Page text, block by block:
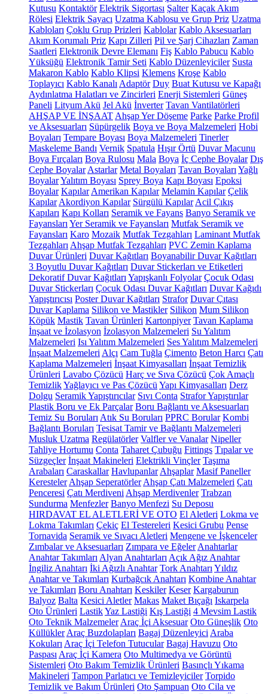
Kutusu Kontaktör Elektrik Sigortası Şalter Kaçak Akım
Rölesi Elektrik Sayacı Uzatma Kablosu ve Grup Priz Uzatma
Kabloları Çoklu Grup Prizleri Kablolar Kablo Aksesuarları
Akım Korumalı Priz Kapı Zilleri Pil ve Şarj Cihazları Zaman
Saatleri Elektronik Devre Elemanı Fiş Kablo Pabucu Kablo
Yüksüğü Elektronik Tamir Seti Kablo Düzenleyiciler Susta
Makaron Kablo Kablo Klipsi Klemens Kroşe Kablo
Toplayıcı Kablo Kanalı Adaptör Duy Buat Kutusu ve Kapağı
Aydınlatma Halatları ve Zincirleri Enerji Sistemleri Güneş
Paneli Lityum Akü Jel Akü İnverter Tavan Vantilatörleri
AHŞAP VE İNŞAAT Ahşap Yer Döşeme Parke Parke Profil
ve Aksesuarları Süpürgelik Boya ve Boya Malzemeleri Hobi
Boyaları Tempare Boyası Boya Malzemeleri Tinerler
Maskeleme Bandı Vernik Spatula Hışır Örtü Duvar Macunu
Boya Fırçaları Boya Rulosu Mala Boya İç Cephe Boyalar Dış
Cephe Boyalar Astarlar Metal Boyaları Tavan Boyaları Yağlı
BoyalarYalıtım Boyası Sprey Boya Kapı Boyası Epoksi
Boyalar Kapılar Amerikan Kapılar Melamin Kapılar Çelik
Kapılar Akordiyon Kapılar Sürgülü Kapılar Acil Çıkış
Kapıları Kapı Kolları Seramik ve Fayans Banyo Seramik ve
Fayansları Yer Seramik ve Fayansları Mutfak Seramik ve
Fayansları Karo Mozaik Mutfak Tezgahları Laminant Mutfak
Tezgahları Ahşap Mutfak Tezgahları PVC Zemin Kaplama
Duvar Ürünleri Duvar Kağıtları Boyanabilir Duvar Kağıtları
3 Boyutlu Duvar Kağıtları Duvar Stickerları ve Etiketleri
Dekoratif Duvar Kağıtları Yapışkanlı Folyolar Çocuk Odası
Duvar Stickerları Çocuk Odası Duvar Kağıtları Duvar Kağıdı
Yapıştırıcısı Poster Duvar Kağıtları Strafor Duvar Çıtası
Duvar Kaplama Silikon ve Mastikler Silikon Mum Silikon
Köpük Mastik Tavan Ürünleri Kartonpiyer Tavan Kaplama
İnşaat ve İzolasyon İzolasyon Malzemeleri Su Yalıtım
Malzemeleri Isı Yalıtım Malzemeleri Ses Yalıtım Malzemeleri
İnşaat Malzemeleri Alçı Cam Tuğla Çimento Beton Harcı Çatı
Kaplama Malzemeleri İnşaat Kimyasalları İnşaat Temizlik
Ürünleri Lavabo Çözücü Harç ve Sıva Çözücü Çok Amaçlı
TemizlikYağlayıcı ve Pas Çözücü Yapı Kimyasalları Derz
Dolgu Seramik Yapıştırıcılar Sıvı Conta Strafor Yapıştırılar
Plastik Boru ve Ek Parçalar Boru Bağlantı ve Aksesuarları
Temiz Su Boruları Atık Su Boruları PPRC Borular Kombi
Bağlantı Boruları Tesisat Tamir ve Bağlantı Malzemeleri
Musluk Uzatma Regülatörler Valfler ve Vanalar Nipeller
Tahliye Hortumu Conta Taharet Çubuğu Fittings Tıpalar ve
Süzgeçler İnşaat Makineleri Elektrikli Vinçler Taşıma
Arabaları Caraskallar Havlupanlar Ahşaplar Masif Paneller
Keresteler Ahşap Seperatörler Ahşap Çatı Malzemeleri Çatı
Penceresi Çatı Merdiveni Ahşap Merdivenler Trabzan
Sundurma Menfezler Banyo Menfezi Su Deposu
HIRDAVAT EL ALETLERİ VE OTO El Aletleri Lokma ve
Lokma Takımları Çekiç El Testereleri Kesici Grubu Pense
Tornavida Seramik ve Sıvacı Aletleri Mengene ve İşkenceler
Zımbalar ve Aksesuarları Zımpara ve Eğeler Anahtarlar
Anahtar Takımları Alyan Anahtarları Açık Ağız Anahtar
İngiliz Anahtarı İki Ağızlı Anahtar Tork Anahtarı Yıldız
Anahtar ve Takımları Kurbağcık Anahtarı Kombine Anahtar
ve Takımları Boru Anahtarı Keskiler Keser Kargaburun
Balyoz Balta Kesici Aletler Makas Maket Bıçağı Iskarpela
Oto Ürünleri LastikYaz Lastiği Kış Lastiği 4 Mevsim Lastik
Oto Teknik Malzemeler Araç İçi Aksesuar Oto Güneşlik Oto
Küllükler Araç Buzdolapları Bagaj Düzenleyici Araba
Kokuları Araç İçi Telefon Tutucular Bagaj Havuzu Oto
Paspası Araç İçi Kamera Oto Multimedya ve Görüntü
Sistemleri Oto Bakım Temizlik Ürünleri Basınçlı Yıkama
Makineleri Tampon Parlatıcı ve Temizleyiciler Torpido
Temizlik ve Bakım Ürünleri Oto Şampuan Oto Cila ve